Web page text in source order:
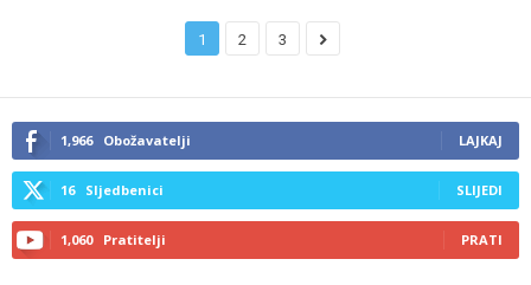
1 2 3
1,966 Obožavatelji LAJKAJ
16 Sljedbenici SLIJEDI
1,060 Pratitelji PRATI